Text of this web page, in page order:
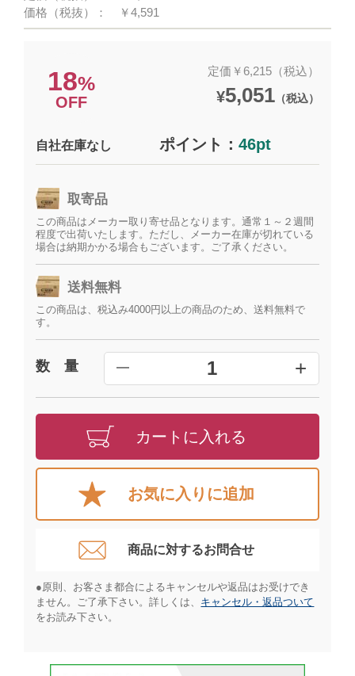
価格（税抜）：
￥4,591
18%
OFF
定価￥6,215（税込）
¥5,051（税込）
自社在庫なし ポイント：46pt
取寄品
この商品はメーカー取り寄せ品となります。通常１～２週間
程度で出荷いたします。ただし、メーカー在庫が切れている
場合は納期かかる場合もございます。ご了承ください。
送料無料
この商品は、税込み4000円以上の商品のため、送料無料で
す。
数 量 ━ 1 +
カートに入れる
お気に入りに追加
商品に対するお問合せ​
●原則、お客さま都合によるキャンセルや返品はお受けでき
ません。ご了承下さい。詳しくは、 キャンセル・返品ついて
をお読み下さい。​